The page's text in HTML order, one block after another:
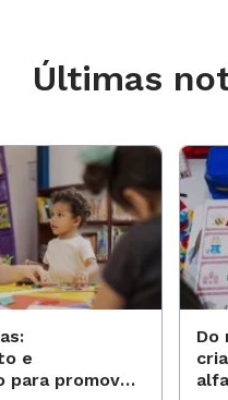
Últimas
e
para promover
Do